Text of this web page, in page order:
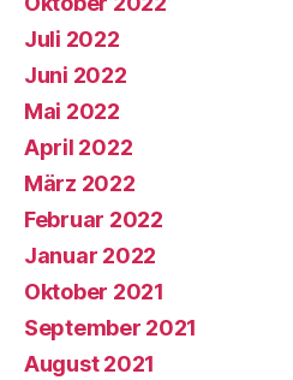
Juli 2022
Juni 2022
Mai 2022
April 2022
März 2022
Februar 2022
Januar 2022
Oktober 2021
September 2021
August 2021